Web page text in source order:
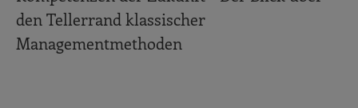
den Tellerrand klassischer
Managementmethoden